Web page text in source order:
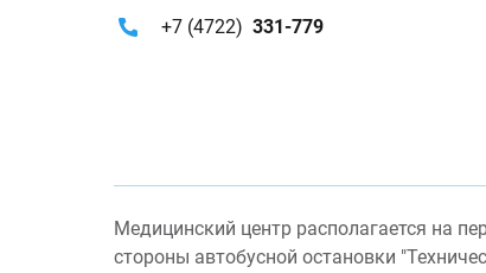
+7 (4722) 331-779
Медицинский центр располагается на
стороны автобусной остановки